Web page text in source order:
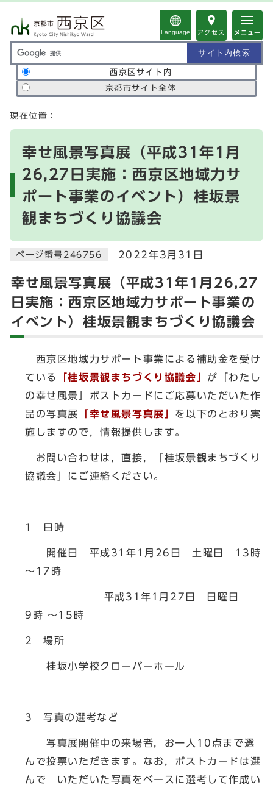
Language アクセス メニュー
サイト内検索の範囲
西京区サイト内
京都市サイト全体
ここから本文です
現在位置：
幸せ風景写真展（平成31年1月
26,27日実施：西京区地域力サ
ポート事業のイベント）桂坂景
観まちづくり協議会
ページ番号246756 2022年3月31日
幸せ風景写真展（平成31年1月26,27
日実施：西京区地域力サポート事業の
イベント）桂坂景観まちづくり協議会
西京区地域力サポート事業による補助金を受け
ている
「桂坂景観まちづくり協議会」 が「わたし
の幸せ風景」ポストカードにご応募いただいた作
品の写真展
「幸せ風景写真展」 を以下のとおり実
施しますので，情報提供します。
お問い合わせは，直接，「桂坂景観まちづくり
協議会」にご連絡ください。
1 日時
開催日 平成31年1月26日 土曜日 13時
～17時
平成31年1月27日 日曜日
9時 ～15時
2 場所
桂坂小学校クローバーホール
3 写真の選考など
写真展開催中の来場者，お一人10点まで選
んで投票いただきます。なお，ポストカードは選
んで いただいた写真をベースに選考して作成い